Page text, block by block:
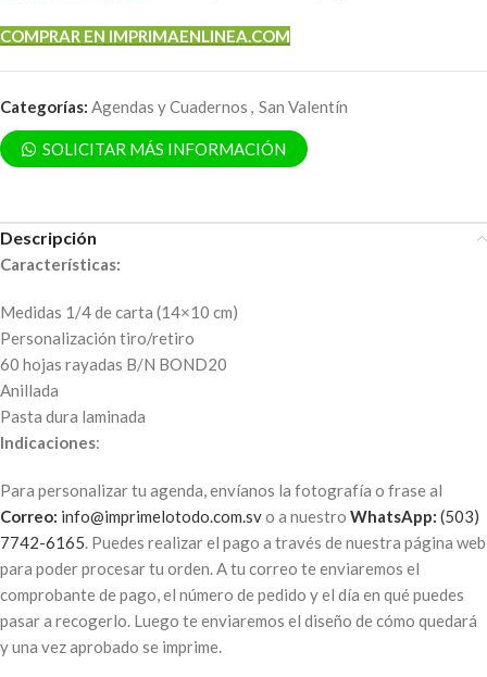
COMPRAR EN IMPRIMAENLINEA.COM
Categorías: Agendas y Cuadernos , San Valentín
SOLICITAR MÁS INFORMACIÓN
Descripción
Características:
Medidas 1/4 de carta (14×10 cm)
Personalización tiro/retiro
60 hojas rayadas B/N BOND20
Anillada
Pasta dura laminada
Indicaciones:
Para personalizar tu agenda, envíanos la fotografía o frase al
Correo: info@imprimelotodo.com.svo a nuestro WhatsApp: (503)
7742-6165. Puedes realizar el pago a través de nuestra página web
para poder procesar tu orden. A tu correo te enviaremos el
comprobante de pago, el número de pedido y el día en qué puedes
pasar a recogerlo. Luego te enviaremos el diseño de cómo quedará
y una vez aprobado se imprime.